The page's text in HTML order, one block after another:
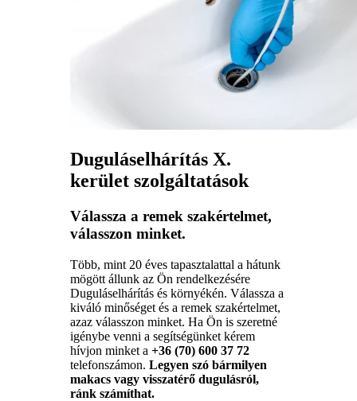
Duguláselhárítás X.
kerület szolgáltatások
Válassza a remek szakértelmet,
válasszon minket.
Több, mint 20 éves tapasztalattal a hátunk
mögött állunk az Ön rendelkezésére
Duguláselhárítás és környékén. Válassza a
kiváló minőséget és a remek szakértelmet,
azaz válasszon minket. Ha Ön is szeretné
igénybe venni a segítségünket kérem
hívjon minket a +36 (70) 600 37 72
telefonszámon. Legyen szó bármilyen
makacs vagy visszatérő dugulásról,
ránk számíthat.